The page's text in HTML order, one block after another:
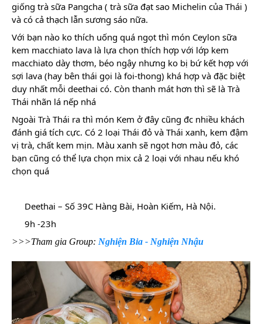
giống trà sữa Pangcha ( trà sữa đạt sao Michelin của Thái )
và có cả thạch lẫn sương sáo nữa.
Với bạn nào ko thích uống quá ngọt thì món Ceylon sữa
kem macchiato lava là lựa chọn thích hợp với lớp kem
macchiato dày thơm, béo ngậy nhưng ko bị bứ kết hợp với
sợi lava (hay bên thái gọi là foi-thong) khá hợp và đặc biệt
duy nhất mỗi deethai có. Còn thanh mát hơn thì sẽ là Trà
Thái nhãn lá nếp nhá
Ngoài Trà Thái ra thì món Kem ở đây cũng đc nhiều khách
đánh giá tích cực. Có 2 loại Thái đỏ và Thái xanh, kem đậm
vị trà, chất kem mịn. Màu xanh sẽ ngọt hơn màu đỏ, các
bạn cũng có thể lựa chọn mix cả 2 loại với nhau nếu khó
chọn quá
Deethai – Số 39C Hàng Bài, Hoàn Kiếm, Hà Nội.
9h -23h
>>>Tham gia Group: Nghiện Bia - Nghiện Nhậu